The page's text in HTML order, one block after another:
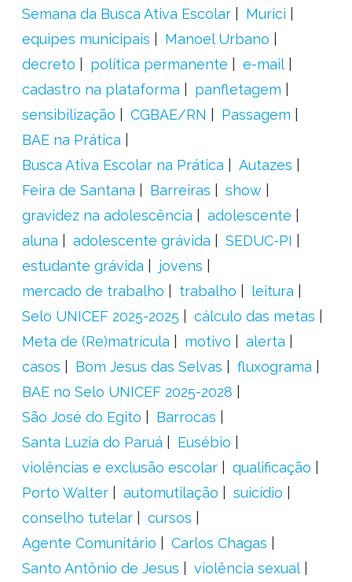
Semana da Busca Ativa Escolar
Murici
equipes municipais
Manoel Urbano
decreto
política permanente
e-mail
cadastro na plataforma
panfletagem
sensibilização
CGBAE/RN
Passagem
BAE na Prática
Busca Ativa Escolar na Prática
Autazes
Feira de Santana
Barreiras
show
gravidez na adolescência
adolescente
aluna
adolescente grávida
SEDUC-PI
estudante grávida
jovens
mercado de trabalho
trabalho
leitura
Selo UNICEF 2025-2025
cálculo das metas
Meta de (Re)matrícula
motivo
alerta
casos
Bom Jesus das Selvas
fluxograma
BAE no Selo UNICEF 2025-2028
São José do Egito
Barrocas
Santa Luzia do Paruá
Eusébio
violências e exclusão escolar
qualificação
Porto Walter
automutilação
suicídio
conselho tutelar
cursos
Agente Comunitário
Carlos Chagas
Santo Antônio de Jesus
violência sexual